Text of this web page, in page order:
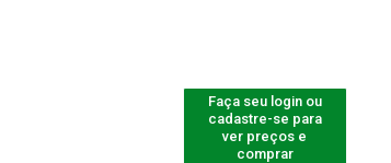
Faça seu login ou
cadastre-se para
ver preços e
comprar